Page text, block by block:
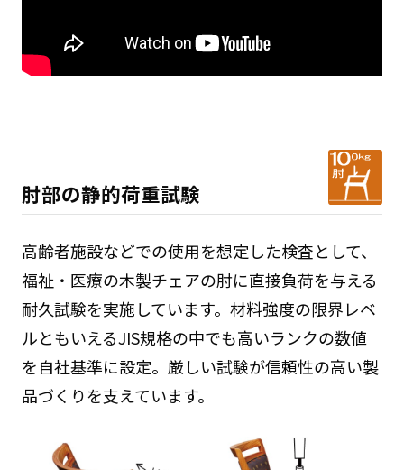
肘部の静的荷重試験
高齢者施設などでの使用を想定した検査として、
福祉・医療の木製チェアの肘に直接負荷を与える
耐久試験を実施しています。材料強度の限界レベ
ルともいえるJIS規格の中でも高いランクの数値
を自社基準に設定。厳しい試験が信頼性の高い製
品づくりを支えています。